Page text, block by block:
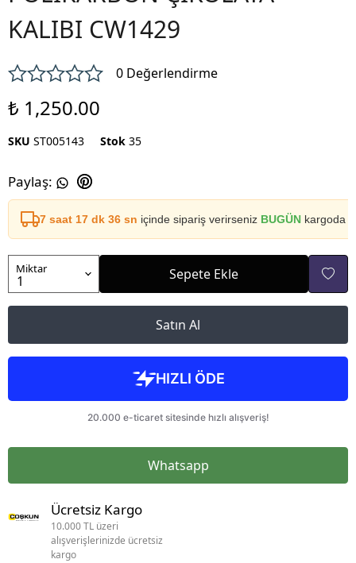
KALIBI CW1429
0 Değerlendirme
₺ 1,250.00
SKU ST005143 Stok 35
Paylaş:
7 saat 17 dk 36 sn içinde sipariş verirseniz BUGÜN kargoda
Miktar Sepete Ekle
Satın Al
Whatsapp
Ücretsiz Kargo
10.000 TL üzeri
alışverişlerinizde ücretsiz
kargo